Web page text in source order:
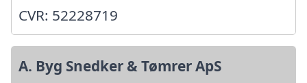
CVR: 52228719
A. Byg Snedker & Tømrer ApS